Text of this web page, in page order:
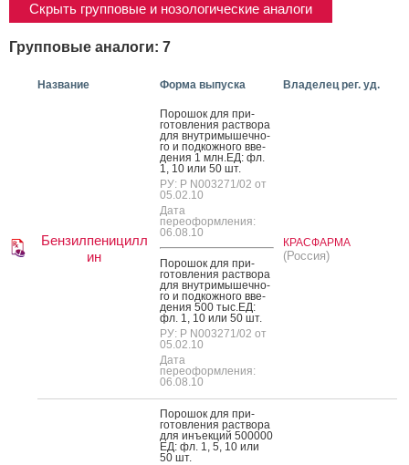
Скрыть групповые и нозологические аналоги
Групповые аналоги: 7
Название Форма выпуска Владелец рег. уд.
Бензилпеницилл
ин
По­рошок для при­
готов­ле­ния рас­тво­ра
для внут­ри­мышеч­но­
го и под­кожно­го вве­
дения 1 млн.ЕД: фл.
1, 10 или 50 шт.
РУ: Р N003271/02 от
05.02.10
Дата
переоформления:
06.08.10
По­рошок для при­
готов­ле­ния рас­тво­ра
для внут­ри­мышеч­но­
го и под­кожно­го вве­
дения 500 тыс.ЕД:
фл. 1, 10 или 50 шт.
РУ: Р N003271/02 от
05.02.10
Дата
переоформления:
06.08.10
КРАСФАРМА
(Россия)
По­рошок для при­
готов­ле­ния рас­тво­ра
для инъ­ек­ций 500000
ЕД: фл. 1, 5, 10 или
50 шт.